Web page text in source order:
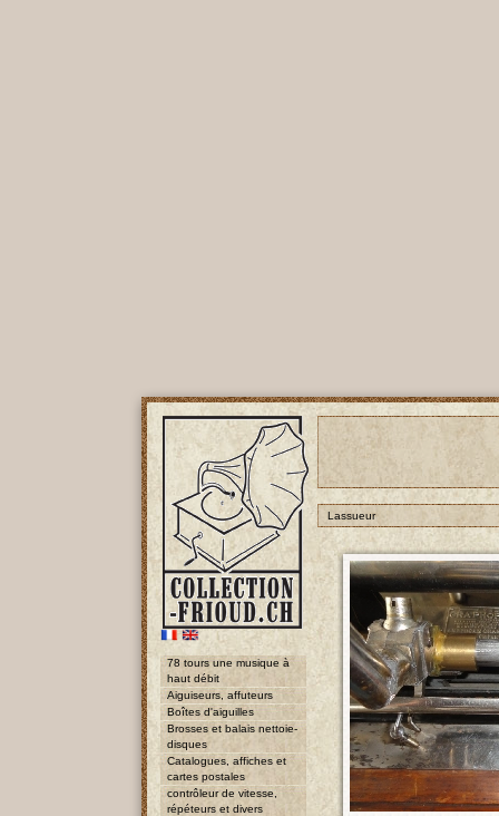
78 tours une musique à
haut débit
Aiguiseurs, affuteurs
Boîtes d'aiguilles
Brosses et balais nettoie-
disques
Catalogues, affiches et
cartes postales
contrôleur de vitesse,
répéteurs et divers
Lassueur